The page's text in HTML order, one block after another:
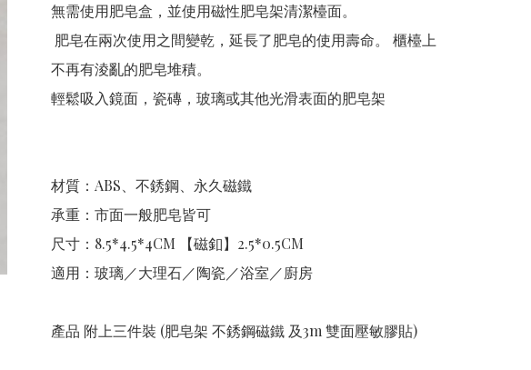
無需使用肥皂盒，並使用磁性肥皂架清潔檯面。
不再有淩亂的肥皂堆積。
輕鬆吸入鏡面，瓷磚，玻璃或其他光滑表面的肥皂架
材質：ABS、不銹鋼、永久磁鐵
承重：市面一般肥皂皆可
尺寸：8.5*4.5*4CM 【磁釦】2.5*0.5CM
適用：玻璃／大理石／陶瓷／浴室／廚房
產品 附上三件裝 (肥皂架 不銹鋼磁鐵 及3m 雙面壓敏膠貼)